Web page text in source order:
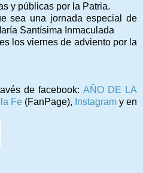
y públicas por la Patria.
sea una jornada especial de
Santísima Inmaculada
los viernes de adviento por la
de facebook: AÑO DE LA
Fe (FanPage), Instagram y en